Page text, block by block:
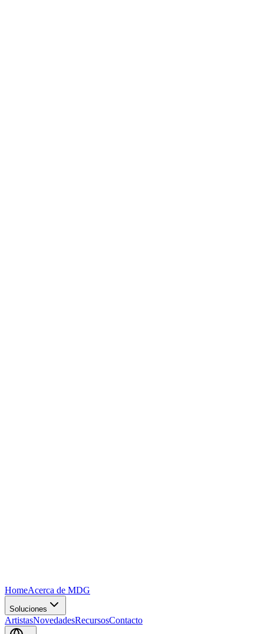
HomeAcerca de MDG
Soluciones
ArtistasNovedadesRecursosContacto